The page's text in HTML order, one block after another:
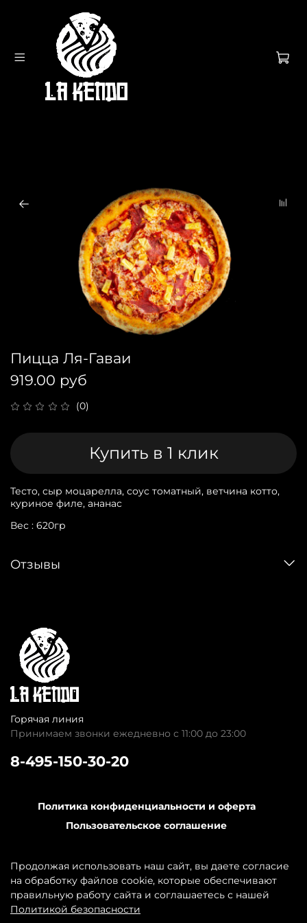
(0)
Пицца Ля-Гаваи
919.00 руб
Купить в 1 клик
Тесто, сыр моцарелла, соус томатный, ветчина котто,
куриное филе, ананас
Вес : 620гр
Отзывы
Горячая линия
Принимаем звонки ежедневно с 11:00 до 23:00
8-495-150-30-20
Политика конфиденциальности и оферта
Пользовательское соглашение
Контакты
Продолжая использовать наш сайт, вы даете согласие
на обработку файлов cookie, которые обеспечивают
правильную работу сайта и соглашаетесь с нашей
Политикой безопасности